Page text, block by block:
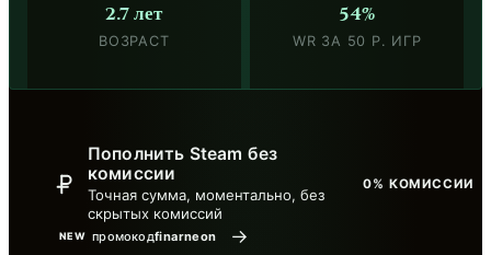
2.7 лет
ВОЗРАСТ
54%
WR ЗА 50 Р. ИГР
0% КОМИССИИ
NEW промокодfinarneon
Пополнить Steam без
комиссии
Точная сумма, моментально, без
скрытых комиссий
→